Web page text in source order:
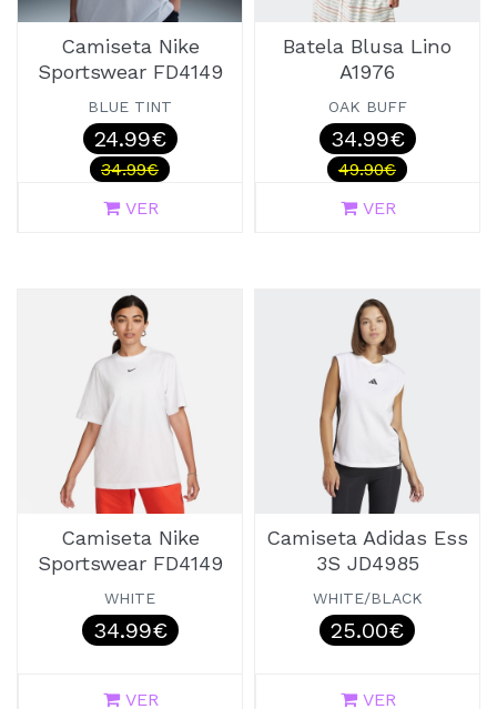
Camiseta Nike
Sportswear FD4149
BLUE TINT
24.99€
34.99€
VER
Batela Blusa Lino
A1976
OAK BUFF
34.99€
49.90€
VER
Camiseta Nike
Sportswear FD4149
WHITE
34.99€
VER
Camiseta Adidas Ess
3S JD4985
WHITE/BLACK
25.00€
VER